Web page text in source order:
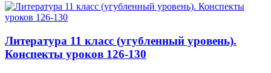
Литература 11 класс (угубленный уровень).
Конспекты уроков 126-130